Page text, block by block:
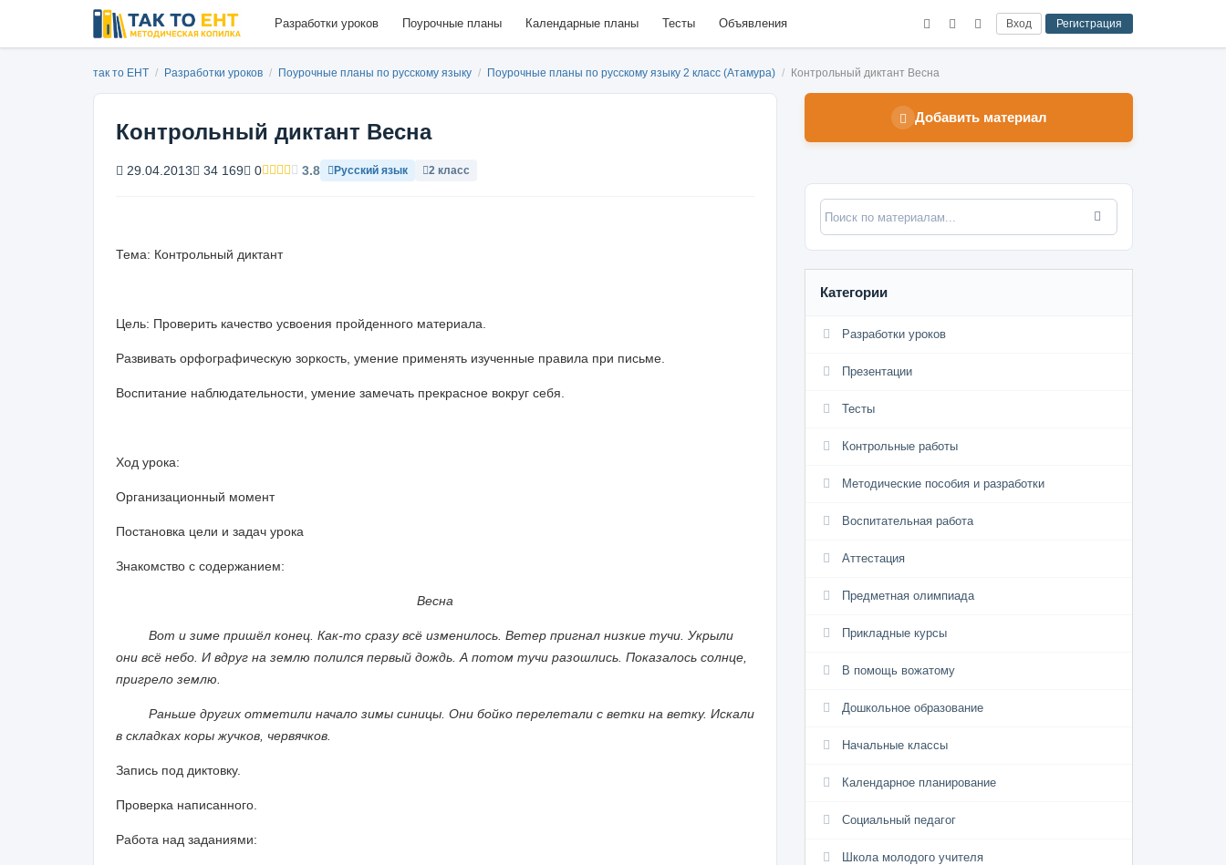
Разработки уроков Поурочные планы Календарные планы Тесты Объявления Вход Регистрация
так то ЕНТ / Разработки уроков / Поурочные планы по русскому языку / Поурочные планы по русскому языку 2 класс (Атамура) / Контрольный диктант Весна
Контрольный диктант Весна
29.04.2013 34 169 0 3.8 Русский язык 2 класс
Тема: Контрольный диктант
Цель: Проверить качество усвоения пройденного материала.
Развивать орфографическую зоркость, умение применять изученные правила при письме.
Воспитание наблюдательности, умение замечать прекрасное вокруг себя.
Ход урока:
Организационный момент
Постановка цели и задач урока
Знакомство с содержанием:
Весна
Вот и зиме пришёл конец. Как-то сразу всё изменилось. Ветер пригнал низкие тучи. Укрыли
они всё небо. И вдруг на землю полился первый дождь. А потом тучи разошлись. Показалось солнце,
пригрело землю.
Раньше других отметили начало зимы синицы. Они бойко перелетали с ветки на ветку. Искали
в складках коры жучков, червячков.
Запись под диктовку.
Проверка написанного.
Работа над заданиями:
Добавить материал
Категории
Разработки уроков
Презентации
Тесты
Контрольные работы
Методические пособия и разработки
Воспитательная работа
Аттестация
Предметная олимпиада
Прикладные курсы
В помощь вожатому
Дошкольное образование
Начальные классы
Календарное планирование
Социальный педагог
Школа молодого учителя